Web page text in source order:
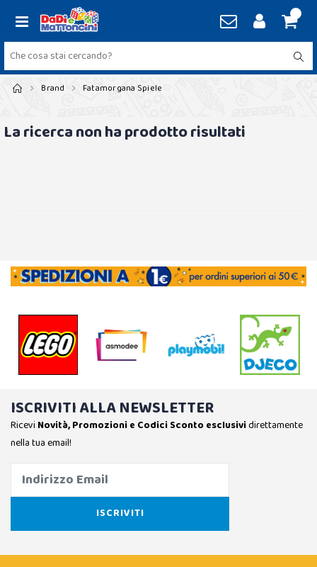
Brand Fatamorgana Spiele
La ricerca non ha prodotto risultati
ISCRIVITI ALLA NEWSLETTER
Ricevi Novità, Promozioni e Codici Sconto esclusividirettamente
nella tua email!